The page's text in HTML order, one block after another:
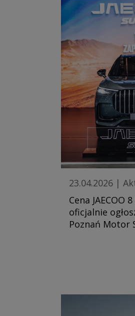
23.04.2026 |
Cena JAECOO
oficjalnie
Poznań Motor